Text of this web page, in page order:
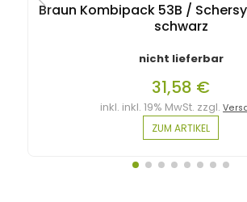
Braun Kombipack 53B /
schwarz
nicht lieferbar
31,58 €
inkl. inkl. 19% MwSt. zzgl.
ZUM ARTIKEL